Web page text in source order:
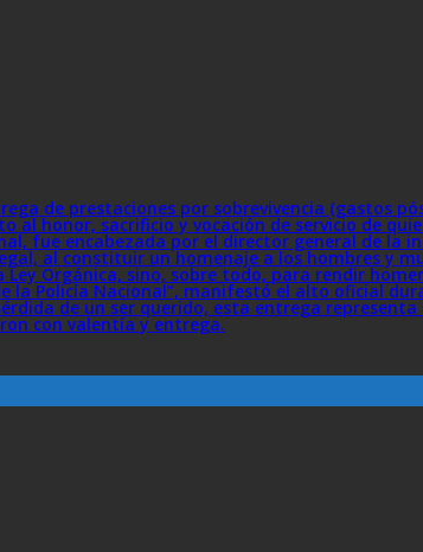
de prestaciones por sobrevivencia (gastos
honor, sacrificio y vocación de servicio de
fue encabezada por el director general de la
al constituir un homenaje a los hombres y
Orgánica, sino, sobre todo, para rendir
Policía Nacional”, manifestó el alto oficial
de un ser querido, esta entrega
con valentía y entrega.